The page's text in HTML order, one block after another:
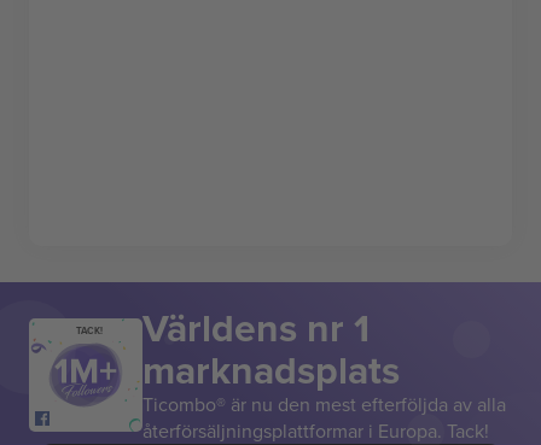
TACK! Världens nr 1
marknadsplats
Ticombo® är nu den mest efterföljda av alla
återförsäljningsplattformar i Europa. Tack!